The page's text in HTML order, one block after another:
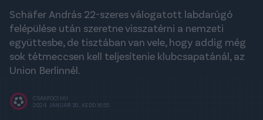
Schäfer András 22-szeres válogatott labdarúgó
felépülése után szeretne visszatérni a nemzeti
együttesbe, de tisztában van vele, hogy addig még
sok tétmeccsen kell teljesítenie klubcsapatánál, az
Union Berlinnél.
CSAKFOCI.HU
2024. JANUÁR 30., KEDD 16:55